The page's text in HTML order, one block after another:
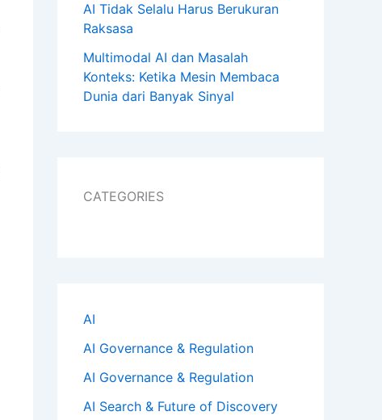
AI Tidak Selalu Harus Berukuran
Raksasa
Multimodal AI dan Masalah
Konteks: Ketika Mesin Membaca
Dunia dari Banyak Sinyal
CATEGORIES
AI
AI Governance & Regulation
AI Governance & Regulation
AI Search & Future of Discovery